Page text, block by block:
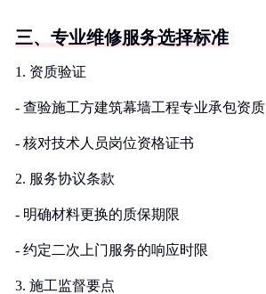
三、专业维修服务选择标准
1. 资质验证
- 查验施工方建筑幕墙工程专业承包资质
- 核对技术人员岗位资格证书
2. 服务协议条款
- 明确材料更换的质保期限
- 约定二次上门服务的响应时限
3. 施工监督要点